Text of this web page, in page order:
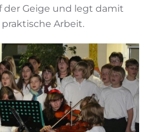
Geige und legt damit
Arbeit.